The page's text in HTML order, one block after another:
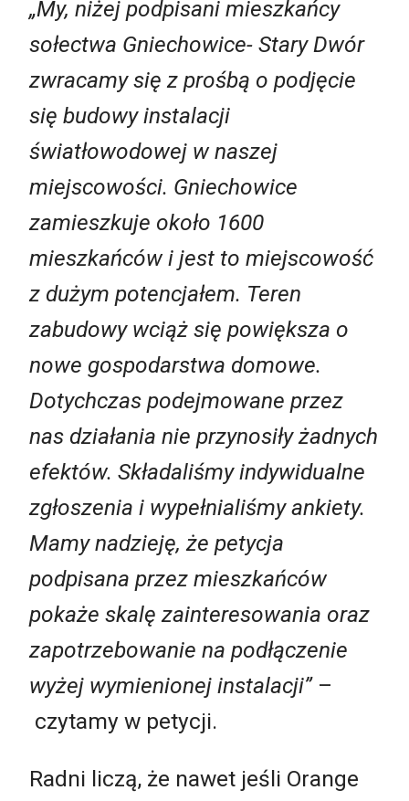
„My, niżej podpisani mieszkańcy
sołectwa Gniechowice- Stary Dwór
zwracamy się z prośbą o podjęcie
się budowy instalacji
światłowodowej w naszej
miejscowości. Gniechowice
zamieszkuje około 1600
mieszkańców i jest to miejscowość
z dużym potencjałem. Teren
zabudowy wciąż się powiększa o
nowe gospodarstwa domowe.
Dotychczas podejmowane przez
nas działania nie przynosiły żadnych
efektów. Składaliśmy indywidualne
zgłoszenia i wypełnialiśmy ankiety.
Mamy nadzieję, że petycja
podpisana przez mieszkańców
pokaże skalę zainteresowania oraz
zapotrzebowanie na podłączenie
wyżej wymienionej instalacji”–
czytamy w petycji.
Radni liczą, że nawet jeśli Orange